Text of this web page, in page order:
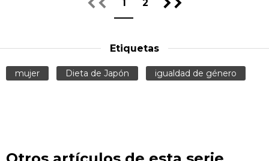
1 2
Etiquetas
mujer Dieta de Japón igualdad de género